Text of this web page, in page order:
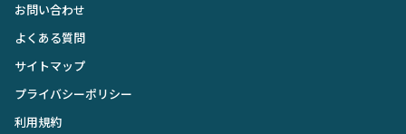
お問い合わせ
よくある質問
サイトマップ
プライバシーポリシー
利用規約